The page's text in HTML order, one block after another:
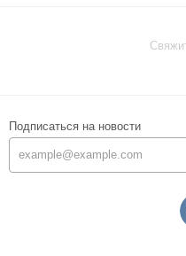
Подписаться на новости